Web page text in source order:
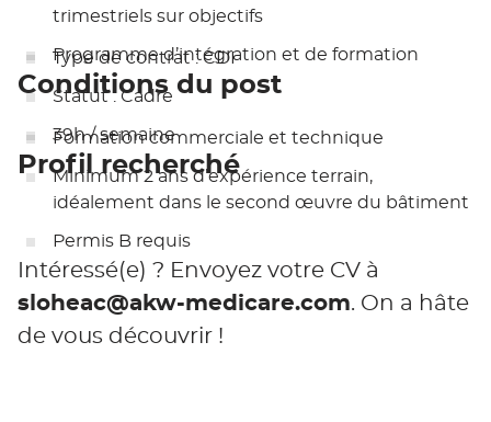
trimestriels sur objectifs
Programme d’intégration et de formation
Conditions du post
Type de contrat : CDI
Statut : Cadre
39h / semaine
Profil recherché
Formationcommerciale et technique
Minimum2 ans d’expérience terrain,
idéalement dans le second œuvre du bâtiment
Permis B requis
Intéressé(e) ? Envoyez votre CV à
sloheac@akw-medicare.com. On a hâte
de vous découvrir !